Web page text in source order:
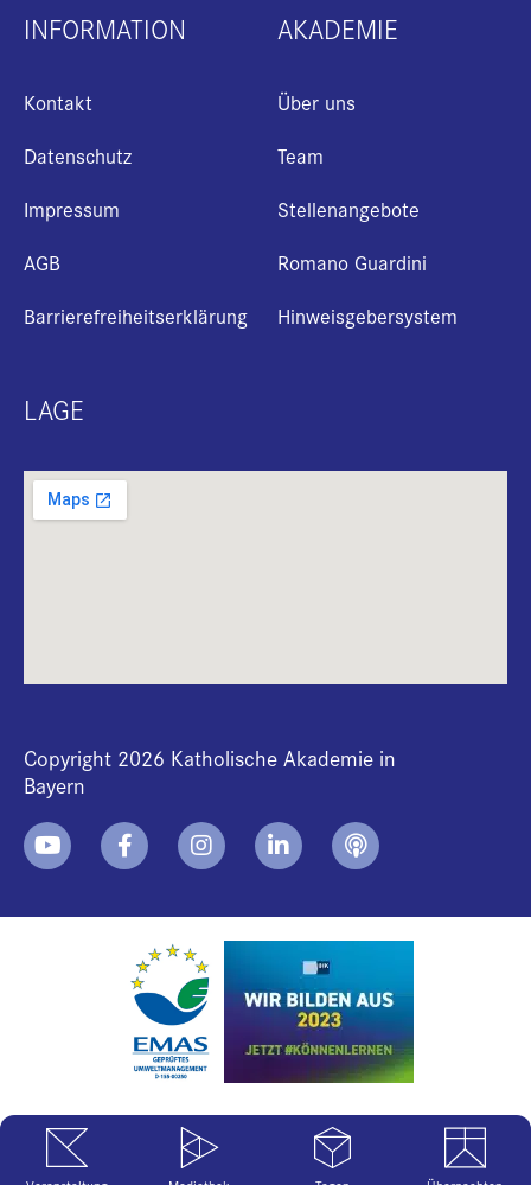
INFORMATION
Kontakt
Datenschutz
Impressum
AGB
Barrierefreiheitserklärung
AKADEMIE
Über uns
Team
Stellenangebote
Romano Guardini
Hinweisgebersystem
LAGE
Copyright 2026 Katholische Akademie in
Bayern